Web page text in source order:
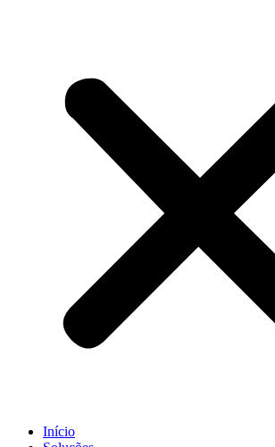
Início